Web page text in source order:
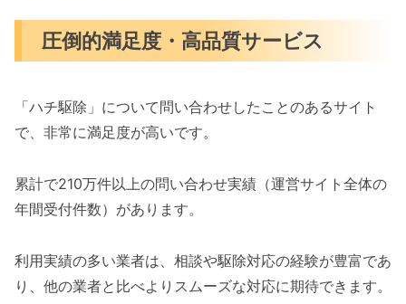
圧倒的満足度・高品質サービス
「ハチ駆除」について問い合わせしたことのあるサイト
で、非常に満足度が高いです。
累計で210万件以上の問い合わせ実績（運営サイト全体の
年間受付件数）があります。
利用実績の多い業者は、相談や駆除対応の経験が豊富であ
り、他の業者と比べよりスムーズな対応に期待できます。